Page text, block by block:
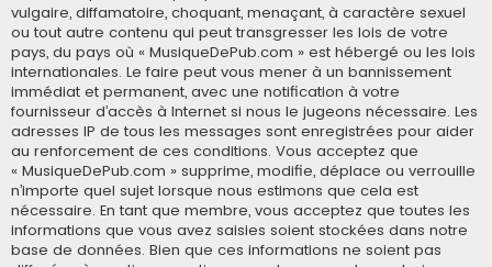
vulgaire, diffamatoire, choquant, menaçant, à caractère sexuel
ou tout autre contenu qui peut transgresser les lois de votre
pays, du pays où « MusiqueDePub.com » est hébergé ou les lois
internationales. Le faire peut vous mener à un bannissement
immédiat et permanent, avec une notification à votre
fournisseur d’accès à Internet si nous le jugeons nécessaire. Les
adresses IP de tous les messages sont enregistrées pour aider
au renforcement de ces conditions. Vous acceptez que
« MusiqueDePub.com » supprime, modifie, déplace ou verrouille
n’importe quel sujet lorsque nous estimons que cela est
nécessaire. En tant que membre, vous acceptez que toutes les
informations que vous avez saisies soient stockées dans notre
base de données. Bien que ces informations ne soient pas